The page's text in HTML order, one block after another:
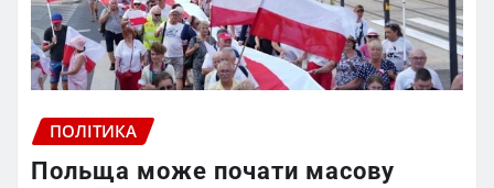
ПОЛІТИКА
Польща може почати масову